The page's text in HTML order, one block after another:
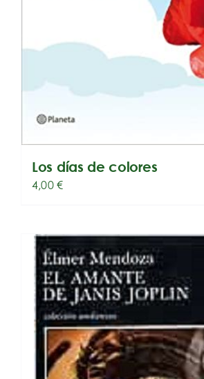
Los días de colores
4,00€